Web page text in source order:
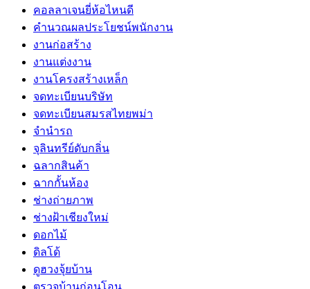
คอลลาเจนยี่ห้อไหนดี
คำนวณผลประโยชน์พนักงาน
งานก่อสร้าง
งานแต่งงาน
งานโครงสร้างเหล็ก
จดทะเบียนบริษัท
จดทะเบียนสมรสไทยพม่า
จำนำรถ
จุลินทรีย์ดับกลิ่น
ฉลากสินค้า
ฉากกั้นห้อง
ช่างถ่ายภาพ
ช่างฝ้าเชียงใหม่
ดอกไม้
ดิลโด้
ดูฮวงจุ้ยบ้าน